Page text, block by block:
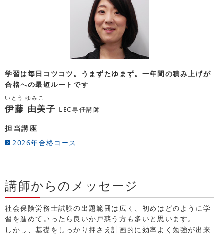
学習は毎日コツコツ。うまずたゆまず。一年間の積み上げが
合格への最短ルートです
いとう ゆみこ
伊藤 由美子 LEC専任講師
担当講座
2026年合格コース
講師からのメッセージ
社会保険労務士試験の出題範囲は広く、初めはどのように学
習を進めていったら良いか戸惑う方も多いと思います。
しかし、基礎をしっかり押さえ計画的に効率よく勉強が出来